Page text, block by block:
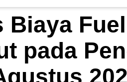
Biaya
pada